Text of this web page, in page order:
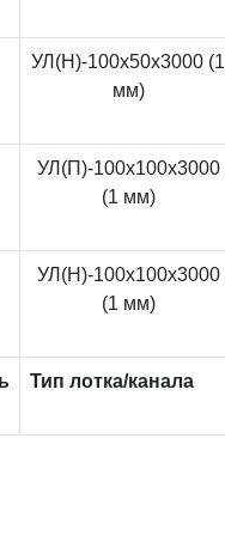
УЛ(Н)-100x50x3000 (1
мм)
УЛ(П)-100x100x3000
(1 мм)
УЛ(Н)-100x100x3000
(1 мм)
Тип лотка/канала